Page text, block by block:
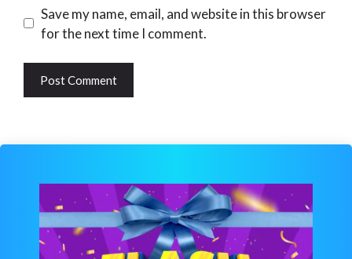
Website
Save my name, email, and website in this browser
for the next time I comment.